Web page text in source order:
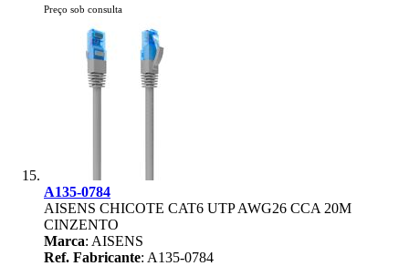
Preço sob consulta
A135-0784
AISENS CHICOTE CAT6 UTP AWG26 CCA 20M
CINZENTO
Marca: AISENS
Ref. Fabricante: A135-0784